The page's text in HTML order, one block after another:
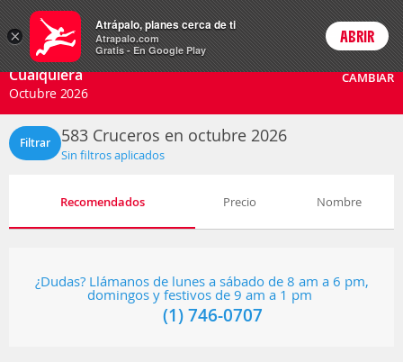
Cruceros Login
Cualquiera
Octubre 2026
CAMBIAR
Filtrar 583 Cruceros en octubre 2026
Sin filtros aplicados
Recomendados Precio Nombre
¿Dudas? Llámanos de lunes a sábado de 8 am a 6 pm,
domingos y festivos de 9 am a 1 pm
(1) 746-0707
×
Atrápalo, planes cerca de ti
Atrapalo.com
Gratis - En Google Play
ABRIR